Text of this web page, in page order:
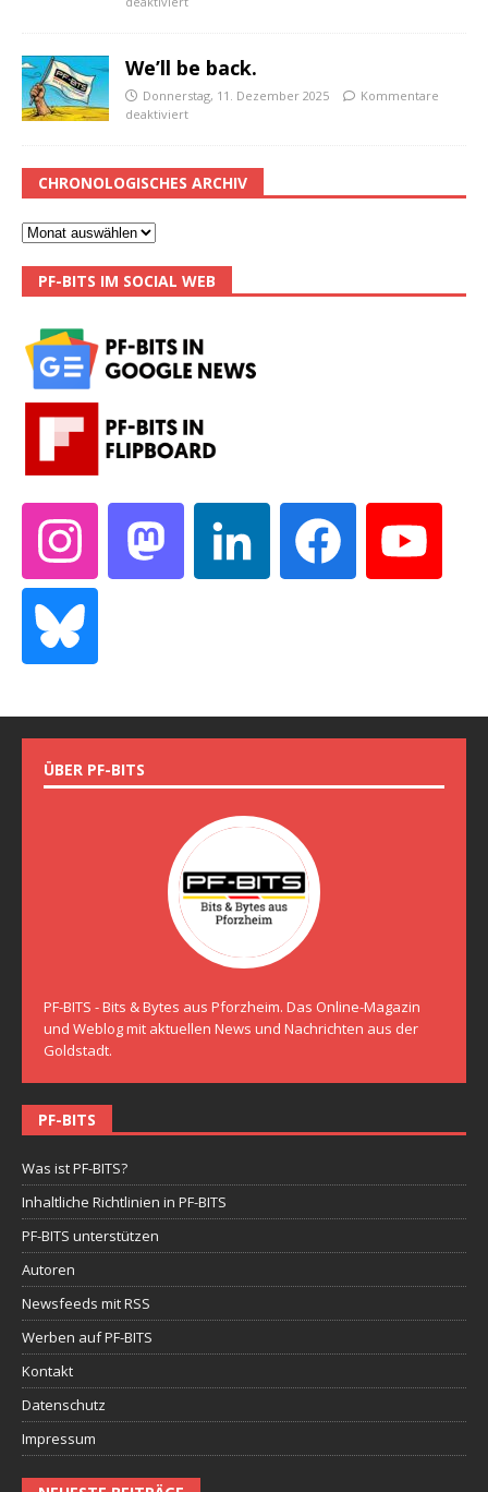
We’ll be back.
Donnerstag, 11. Dezember 2025
Kommentare
deaktiviert
CHRONOLOGISCHES ARCHIV
PF-BITS IM SOCIAL WEB
ÜBER PF-BITS
PF-BITS - Bits & Bytes aus Pforzheim. Das Online-Magazin
und Weblog mit aktuellen News und Nachrichten aus der
Goldstadt.
PF-BITS
Was ist PF-BITS?
Inhaltliche Richtlinien in PF-BITS
PF-BITS unterstützen
Autoren
Newsfeeds mit RSS
Werben auf PF-BITS
Kontakt
Datenschutz
Impressum